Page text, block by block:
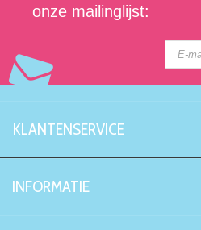
onze mailinglijst:
KLANTENSERVICE
INFORMATIE